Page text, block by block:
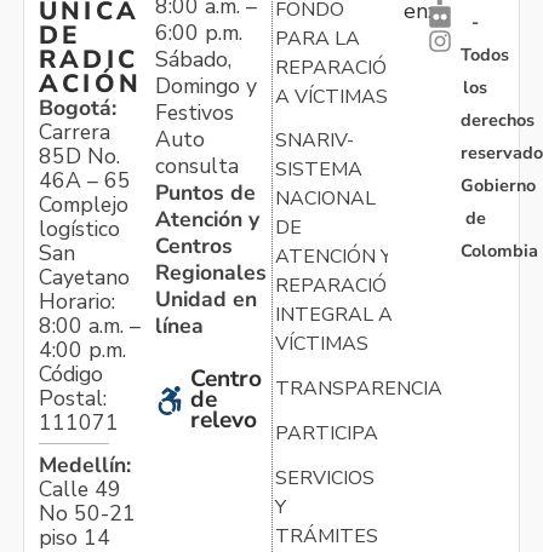
ÚNICA
DE
RADIC
ACIÓN
Bogotá:
Carrera
85D No.
46A – 65
Complejo
logístico
San
Cayetano
Horario:
8:00 a.m. –
4:00 p.m.
Código
Postal:
111071
Medellín:
Calle 49
No 50-21
piso 14
6:00 p.m.
Sábado,
Domingo y
Festivos
Auto
consulta
Puntos de
Atención y
Centros
Regionales
Unidad en
línea
Centro
de
relevo
FONDO
PARA LA
REPARACIÓN
A VÍCTIMAS
SNARIV-
SISTEMA
NACIONAL
DE
ATENCIÓN Y
REPARACIÓN
INTEGRAL A
VÍCTIMAS
TRANSPARENCIA
PARTICIPA
SERVICIOS
Y
TRÁMITES
en:
-
Todos
los
derechos
Gobierno
de
Colombia